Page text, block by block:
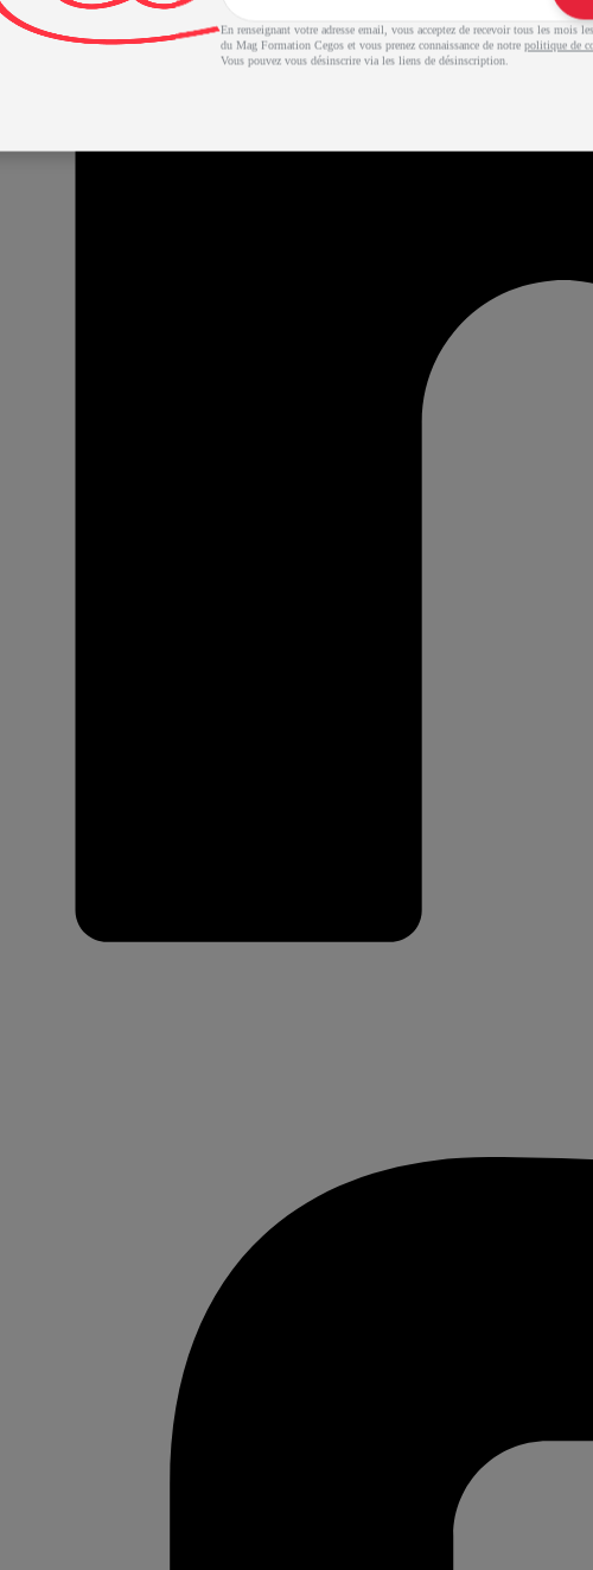
En renseignant votre adresse email, vous acceptez de recevoir tous les mois
du Mag Formation Cegos et vous prenez connaissance de notre politique de
Vous pouvez vous désinscrire via les liens de désinscription.